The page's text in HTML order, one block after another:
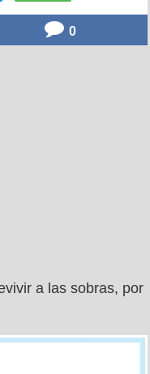
0
a las sobras, por